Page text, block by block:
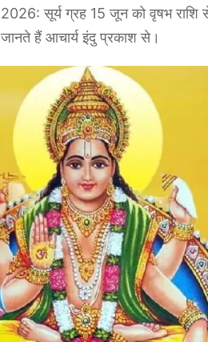
सूर्य ग्रह 15 जून को वृषभ राशि से
हैं आचार्य इंदु प्रकाश से।